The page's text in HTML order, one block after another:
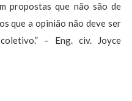
propostas que não são de
que a opinião não deve ser
– Eng. civ. Joyce